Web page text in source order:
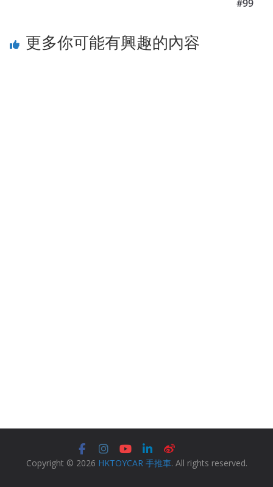
#99
更多你可能有興趣的內容
Copyright © 2026 HKTOYCAR 手推車. All rights reserved.